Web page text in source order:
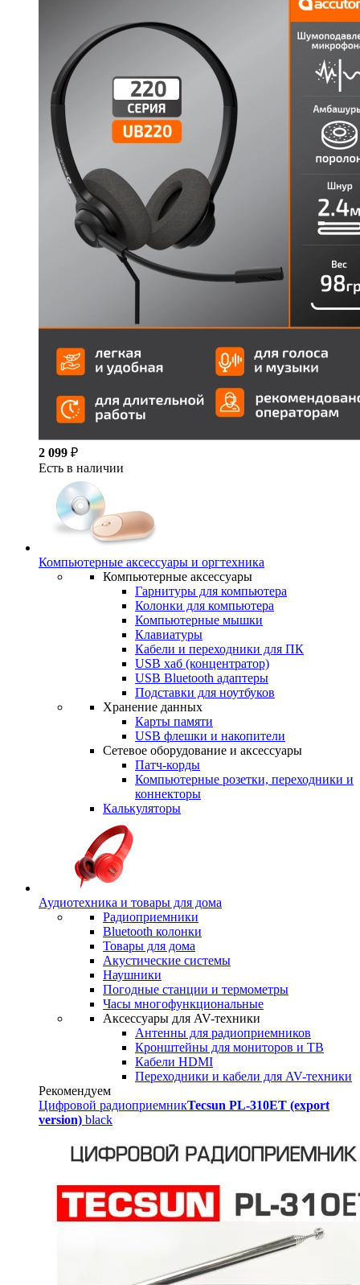
2 099 ₽
Есть в наличии
Компьютерные аксессуары и оргтехника
Компьютерные аксессуары
Гарнитуры для компьютера
Колонки для компьютера
Компьютерные мышки
Клавиатуры
Кабели и переходники для ПК
USB хаб (концентратор)
USB Bluetooth адаптеры
Подставки для ноутбуков
Хранение данных
Карты памяти
USB флешки и накопители
Сетевое оборудование и аксессуары
Патч-корды
Компьютерные розетки, переходники и
коннекторы
Калькуляторы
Аудиотехника и товары для дома
Радиоприемники
Bluetooth колонки
Товары для дома
Акустические системы
Наушники
Погодные станции и термометры
Часы многофункциональные
Аксессуары для AV-техники
Антенны для радиоприемников
Кронштейны для мониторов и ТВ
Кабели HDMI
Переходники и кабели для AV-техники
Рекомендуем
Цифровой радиоприемникTecsun PL-310ET (export
version) black